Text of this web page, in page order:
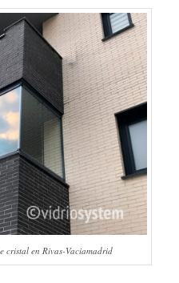
cristal en Rivas-Vaciamadrid